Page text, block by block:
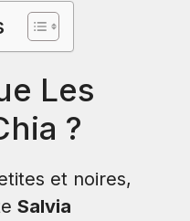
Les
?
et noires,
Salvia